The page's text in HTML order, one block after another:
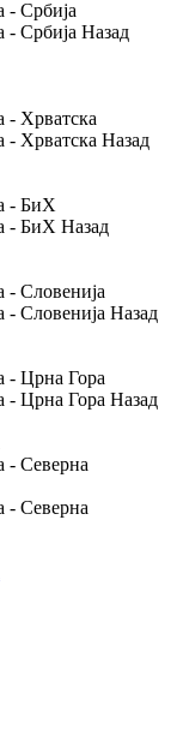
Назад
Назад
Назад
Назад
Назад